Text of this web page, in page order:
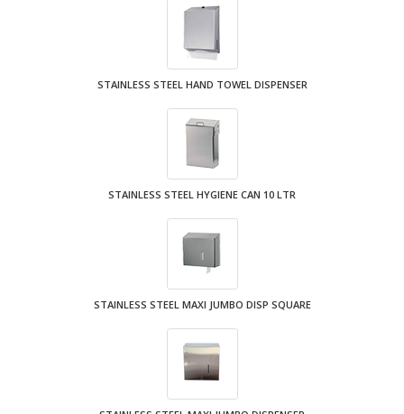
STAINLESS STEEL HAND TOWEL DISPENSER
STAINLESS STEEL HYGIENE CAN 10 LTR
STAINLESS STEEL MAXI JUMBO DISP SQUARE